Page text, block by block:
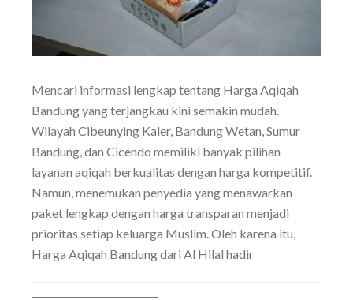
Mencari informasi lengkap tentang Harga Aqiqah
Bandung yang terjangkau kini semakin mudah.
Wilayah Cibeunying Kaler, Bandung Wetan, Sumur
Bandung, dan Cicendo memiliki banyak pilihan
layanan aqiqah berkualitas dengan harga kompetitif.
Namun, menemukan penyedia yang menawarkan
paket lengkap dengan harga transparan menjadi
prioritas setiap keluarga Muslim. Oleh karena itu,
Harga Aqiqah Bandung dari Al Hilal hadir